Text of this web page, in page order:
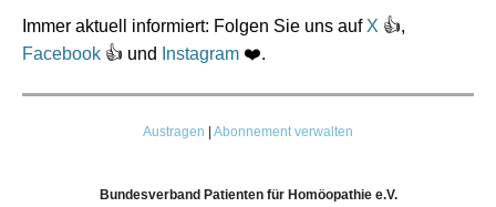
Immer aktuell informiert: Folgen Sie uns auf X 👍,
Facebook 👍 und Instagram ❤️.
Austragen Abonnement verwalten
Bundesverband Patienten für Homöopathie e.V.